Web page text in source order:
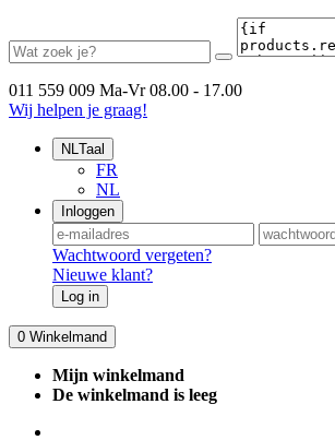
011 559 009 Ma-Vr 08.00 - 17.00
Wij helpen je graag!
NLTaal
FR
NL
Inloggen
Wachtwoord vergeten?
Nieuwe klant?
Log in
0 Winkelmand
Mijn winkelmand
De winkelmand is leeg